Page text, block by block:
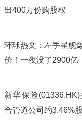
出400万份购股权
环球热文：左手星舰
价！一夜没了2900亿
新华保险
合管道公司约3.46%